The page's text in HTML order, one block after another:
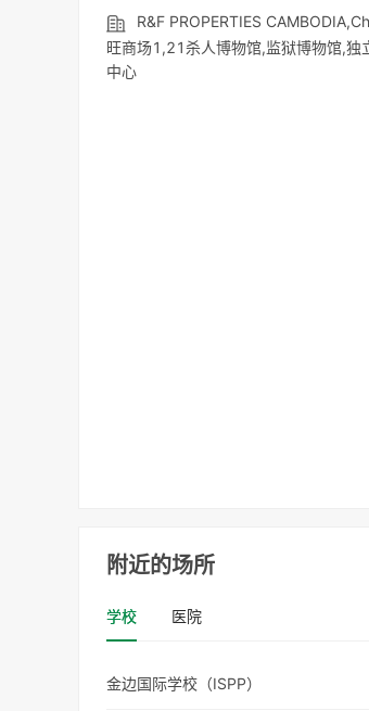
R&F PROPERTIES
旺商场1,21杀人博物馆,监狱博物馆,独
中心
附近的场所
学校 医院
金边国际学校（ISPP）